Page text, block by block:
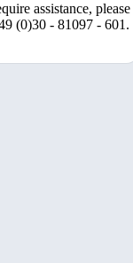
assistance, please
(0)30 - 81097 - 601.